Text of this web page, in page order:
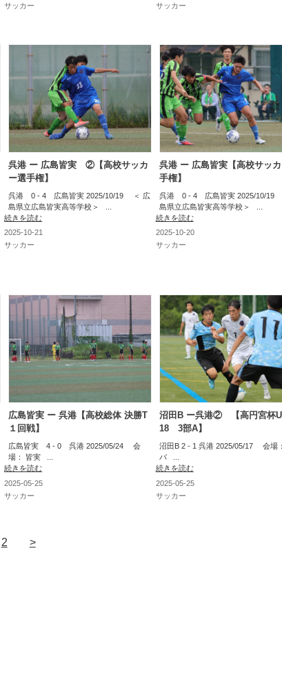
サッカー
サッカー
呉港 ー 広島皆実 ②【高校サッカ
ー選手権】
呉港 0 - 4 広島皆実 2025/10/19 ＜ 広
島県立広島皆実高等学校＞ ...
続きを読む
2025-10-21
サッカー
呉港 ー 広島皆実【高校サッ
手権】
呉港 0 - 4 広島皆実 2025/10/19
島県立広島皆実高等学校＞ ...
続きを読む
2025-10-20
サッカー
広島皆実 ー 呉港【高校総体 決勝T
１回戦】
広島皆実 4 - 0 呉港 2025/05/24 会
場： 皆実 ...
続きを読む
2025-05-25
サッカー
沼田B ー呉港② 【高円宮杯
18 3部A】
沼田B 2 - 1 呉港 2025/05/17 会場
バ ...
続きを読む
2025-05-25
サッカー
2 >